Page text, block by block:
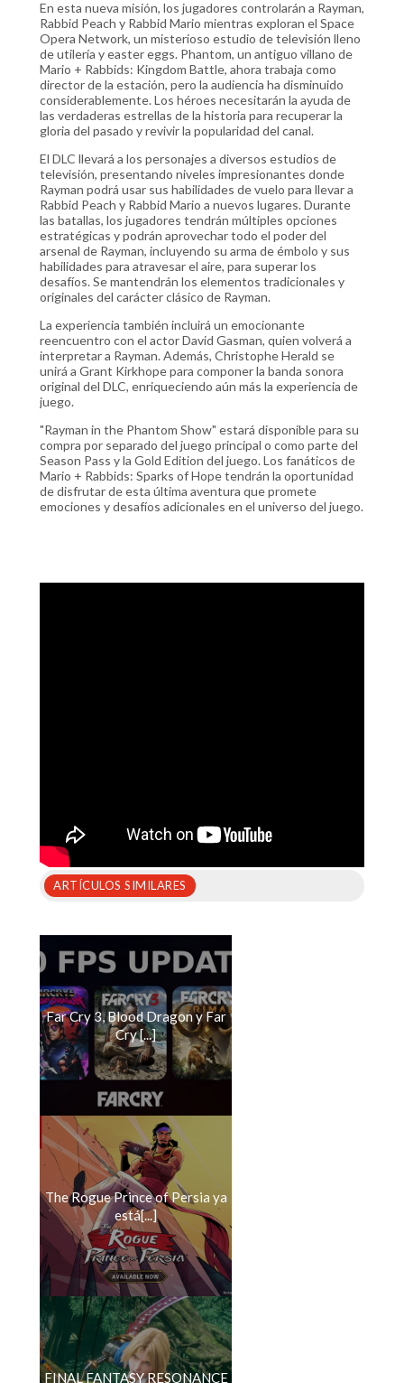
En esta nueva misión, los jugadores controlarán a Rayman,
Rabbid Peach y Rabbid Mario mientras exploran el Space
Opera Network, un misterioso estudio de televisión lleno
de utilería y easter eggs. Phantom, un antiguo villano de
Mario + Rabbids: Kingdom Battle, ahora trabaja como
director de la estación, pero la audiencia ha disminuido
considerablemente. Los héroes necesitarán la ayuda de
las verdaderas estrellas de la historia para recuperar la
gloria del pasado y revivir la popularidad del canal.
El DLC llevará a los personajes a diversos estudios de
televisión, presentando niveles impresionantes donde
Rayman podrá usar sus habilidades de vuelo para llevar a
Rabbid Peach y Rabbid Mario a nuevos lugares. Durante
las batallas, los jugadores tendrán múltiples opciones
estratégicas y podrán aprovechar todo el poder del
arsenal de Rayman, incluyendo su arma de émbolo y sus
habilidades para atravesar el aire, para superar los
desafíos. Se mantendrán los elementos tradicionales y
originales del carácter clásico de Rayman.
La experiencia también incluirá un emocionante
reencuentro con el actor David Gasman, quien volverá a
interpretar a Rayman. Además, Christophe Herald se
unirá a Grant Kirkhope para componer la banda sonora
original del DLC, enriqueciendo aún más la experiencia de
juego.
"Rayman in the Phantom Show" estará disponible para su
compra por separado del juego principal o como parte del
Season Pass y la Gold Edition del juego. Los fanáticos de
Mario + Rabbids: Sparks of Hope tendrán la oportunidad
de disfrutar de esta última aventura que promete
emociones y desafíos adicionales en el universo del juego.
ARTÍCULOS SIMILARES
Far Cry 3, Blood Dragon y Far
Cry [...]
The Rogue Prince of Persia ya
está[...]
FINAL FANTASY RESONANCE